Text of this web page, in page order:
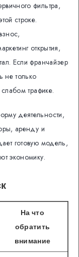
фильтра,
строке.
открытия,
Если франчайзер
не только
трафике.
деятельности,
аренду и
готовую модель,
экономику.
На что
обратить
внимание